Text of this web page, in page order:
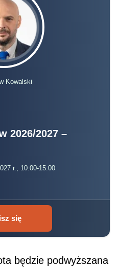
Kowalski
2026/2027 –
r., 10:00-15:00
się
będzie podwyższana